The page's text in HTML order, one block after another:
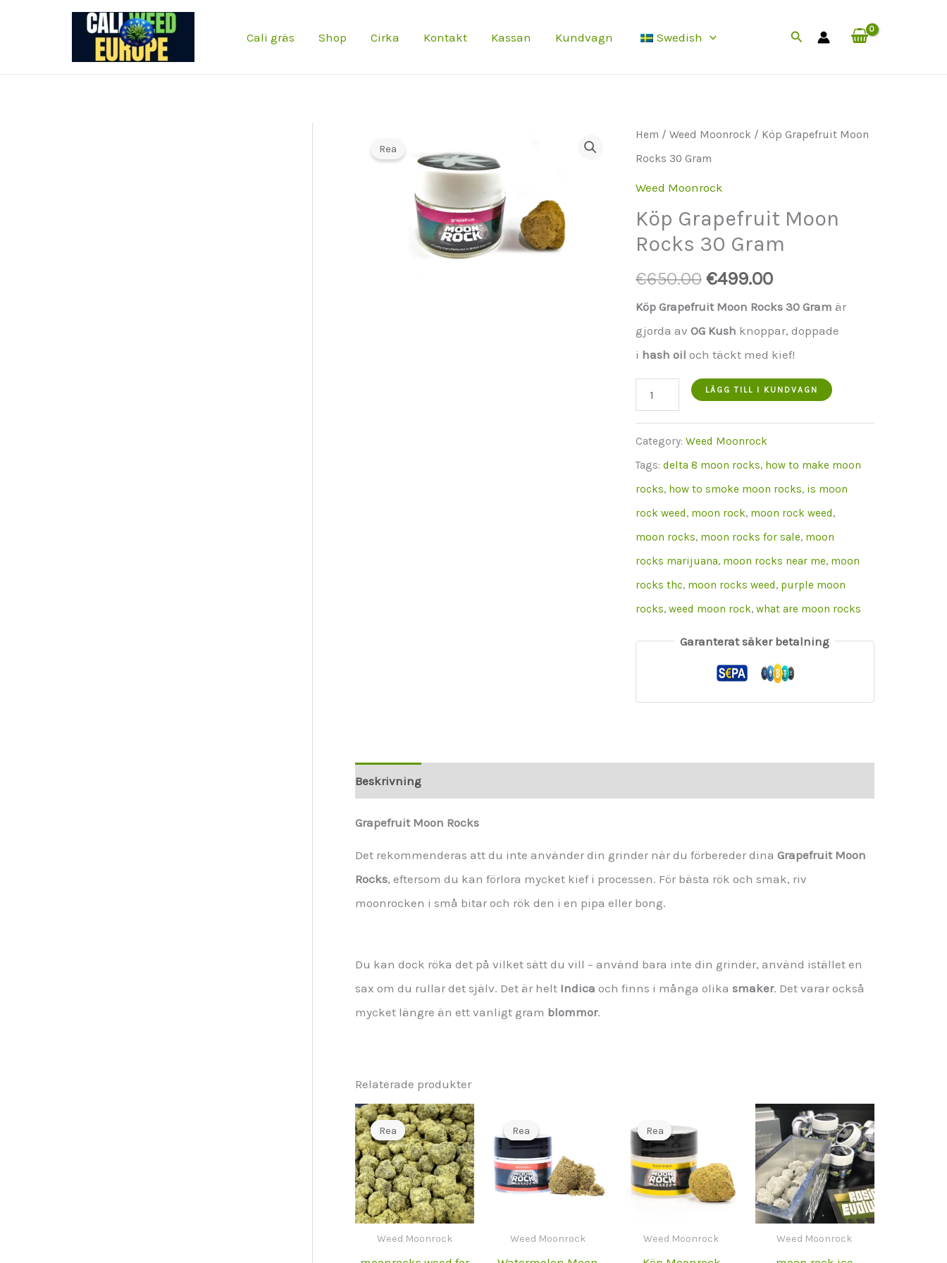
Cali gräs Shop Cirka Kontakt Kassan Kundvagn Swedish
Sök
Rea
Hem / Weed Moonrock/ Köp Grapefruit Moon
Rocks 30 Gram
Weed Moonrock
Köp Grapefruit Moon
Rocks 30 Gram
€650.00 Ursprungspriset
var:
€650.00.
€499.00Aktuellt
pris
är:
€499.00.
Köp Grapefruit Moon Rocks 30 Gram är
gjorda av OG Kush knoppar, doppade
i hash oil och täckt med kief!
Grapefruit
Moon
Rocks
30
grams
mängd
LÄGG TILL I KUNDVAGN
Category: Weed Moonrock
Tags: delta 8 moon rocks, how to make moon
rocks, how to smoke moon rocks, is moon
rock weed, moon rock, moon rock weed,
moon rocks, moon rocks for sale, moon
rocks marijuana, moon rocks near me, moon
rocks thc, moon rocks weed, purple moon
rocks, weed moon rock, what are moon rocks
Garanterat säker betalning
Beskrivning
Grapefruit Moon Rocks
Det rekommenderas att du inte använder din grinder när du förbereder dina Grapefruit Moon
Rocks, eftersom du kan förlora mycket kief i processen. För bästa rök och smak, riv
moonrocken i små bitar och rök den i en pipa eller bong.
Du kan dock röka det på vilket sätt du vill – använd bara inte din grinder, använd istället en
sax om du rullar det själv. Det är helt Indica och finns i många olika smaker. Det varar också
mycket längre än ett vanligt gram blommor.
Relaterade produkter
Rea
Rea
Weed Moonrock
Rea
Rea
Weed Moonrock
Rea
Rea
Weed Moonrock Weed Moonrock
30